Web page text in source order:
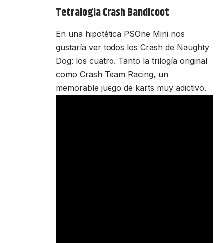
Tetralogía Crash Bandicoot
En una hipotética PSOne Mini nos
gustaría ver todos los Crash de Naughty
Dog: los cuatro. Tanto la trilogía original
como Crash Team Racing, un
memorable juego de karts muy adictivo.